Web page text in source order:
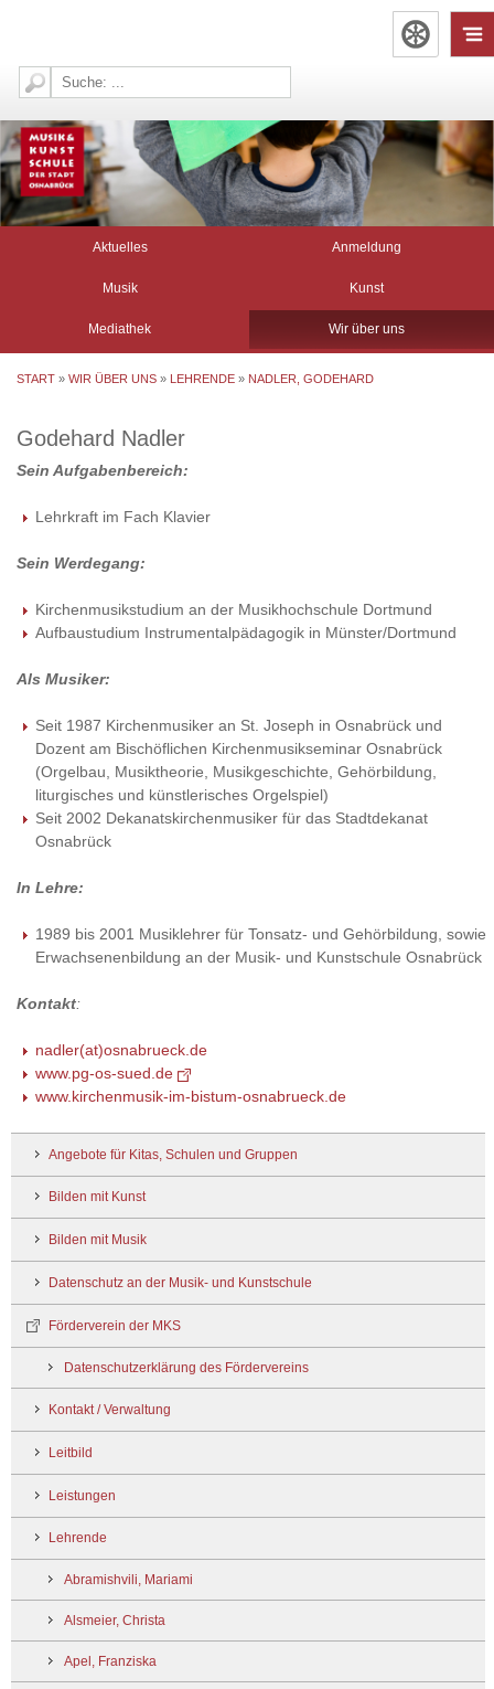
Aktuelles Anmeldung
Musik Kunst
Mediathek Wir über uns
START » WIR ÜBER UNS » LEHRENDE » NADLER, GODEHARD
Godehard Nadler
Sein Aufgabenbereich:
Lehrkraft im Fach Klavier
Sein Werdegang:
Kirchenmusikstudium an der Musikhochschule Dortmund
Aufbaustudium Instrumentalpädagogik in Münster/Dortmund
Als Musiker:
Seit 1987 Kirchenmusiker an St. Joseph in Osnabrück und
Dozent am Bischöflichen Kirchenmusikseminar Osnabrück
(Orgelbau, Musiktheorie, Musikgeschichte, Gehörbildung,
liturgisches und künstlerisches Orgelspiel)
Seit 2002 Dekanatskirchenmusiker für das Stadtdekanat
Osnabrück
In Lehre:
1989 bis 2001 Musiklehrer für Tonsatz- und Gehörbildung, sowie
Erwachsenenbildung an der Musik- und Kunstschule Osnabrück
Kontakt:
nadler(at)osnabrueck.de
www.pg-os-sued.de
www.kirchenmusik-im-bistum-osnabrueck.de
Angebote für Kitas, Schulen und Gruppen
Bilden mit Kunst
Bilden mit Musik
Datenschutz an der Musik- und Kunstschule
Förderverein der MKS
Datenschutzerklärung des Fördervereins
Kontakt / Verwaltung
Leitbild
Leistungen
Lehrende
Abramishvili, Mariami
Alsmeier, Christa
Apel, Franziska